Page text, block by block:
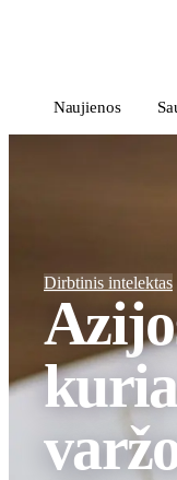
Naujienos
Dirbtinis intelektas